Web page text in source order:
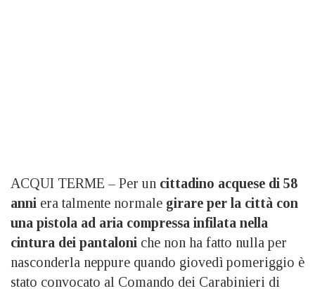
ACQUI TERME – Per un cittadino acquese di 58
anni era talmente normale girare per la città con
una pistola ad aria compressa infilata nella
cintura dei pantaloni che non ha fatto nulla per
nasconderla neppure quando giovedì pomeriggio è
stato convocato al Comando dei Carabinieri di